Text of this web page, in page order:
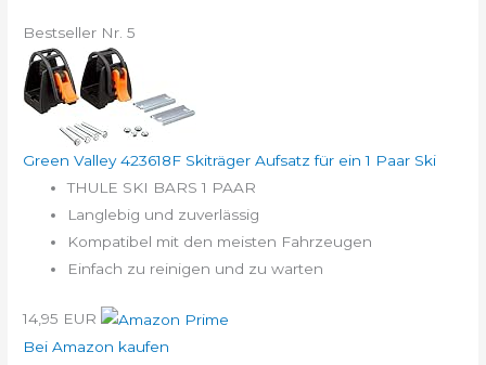
Bestseller Nr. 5
Green Valley 423618F Skiträger Aufsatz für ein 1 Paar Ski
THULE SKI BARS 1 PAAR
Langlebig und zuverlässig
Kompatibel mit den meisten Fahrzeugen
Einfach zu reinigen und zu warten
14,95 EUR
Bei Amazon kaufen